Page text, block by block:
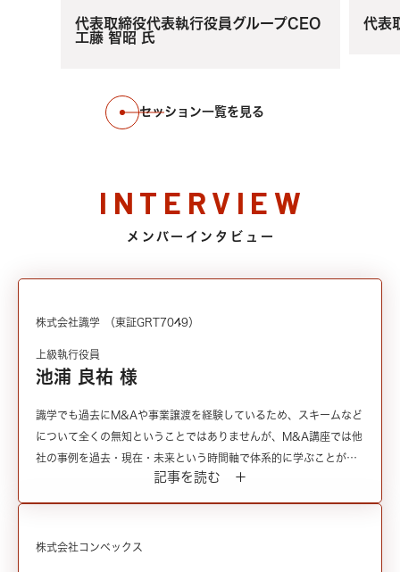
学」とAI時代のM&A戦略を全解
剖
代表取締役代表執行役員グループCEO
工藤 智昭 氏
代表
セッション一覧を見る
INTERVIEW
メンバーインタビュー
株式会社識学 （東証GRT7049）
上級執行役員
池浦 良祐 様
識学でも過去にM&Aや事業譲渡を経験しているため、スキームなど
について全くの無知ということではありませんが、M&A講座では他
社の事例を過去・現在・未来という時間軸で体系的に学ぶことがで
きることに魅力を感じて入会しました。M&Aの成功と失敗は、その
後の事業成長にどのような影響を与えたかという側面で計られるた
過も必要ですが、M&A講座ではM&A後の評価まで含めた事例を聞
記事を読む ＋
株式会社コンベックス